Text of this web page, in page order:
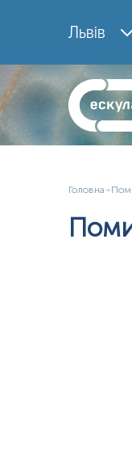
Львів
Головна